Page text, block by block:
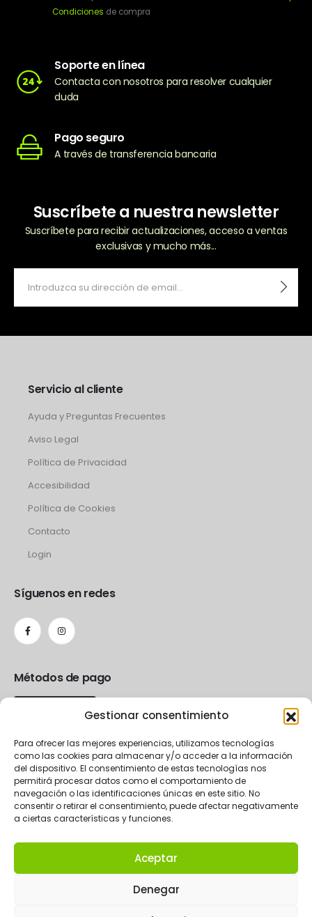
Gestionar consentimiento
Para ofrecer las mejores experiencias, utilizamos tecnologías
como las cookies para almacenar y/o acceder a la información
del dispositivo. El consentimiento de estas tecnologías nos
permitirá procesar datos como el comportamiento de
navegación o las identificaciones únicas en este sitio. No
consentir o retirar el consentimiento, puede afectar negativamente
a ciertas características y funciones.
Aceptar
Denegar
Condiciones de compra
Soporte en línea
Contacta con nosotros para resolver cualquier
duda
Pago seguro
A través de transferencia bancaria
Suscríbete a nuestra newsletter
Suscríbete para recibir actualizaciones, acceso a ventas
exclusivas y mucho más...
Servicio al cliente
Ayuda y Preguntas Frecuentes
Aviso Legal
Política de Privacidad
Accesibilidad
Política de Cookies
Contacto
Login
Síguenos en redes
Métodos de pago
2024 La Rueda eCommerce.